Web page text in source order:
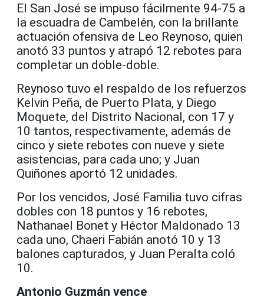
El San José se impuso fácilmente 94-75 a
la escuadra de Cambelén, con la brillante
actuación ofensiva de Leo Reynoso, quien
anotó 33 puntos y atrapó 12 rebotes para
completar un doble-doble.
Reynoso tuvo el respaldo de los refuerzos
Kelvin Peña, de Puerto Plata, y Diego
Moquete, del Distrito Nacional, con 17 y
10 tantos, respectivamente, además de
cinco y siete rebotes con nueve y siete
asistencias, para cada uno; y Juan
Quiñones aportó 12 unidades.
Por los vencidos, José Familia tuvo cifras
dobles con 18 puntos y 16 rebotes,
Nathanael Bonet y Héctor Maldonado 13
cada uno, Chaeri Fabián anotó 10 y 13
balones capturados, y Juan Peralta coló
10.
Antonio Guzmán vence